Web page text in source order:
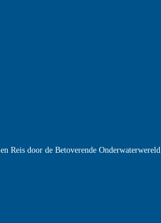
Reis door de Betoverende Onderwaterwereld